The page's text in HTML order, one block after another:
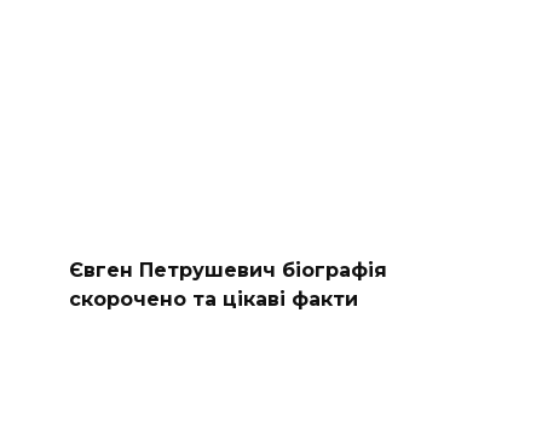
Євген Петрушевич біографія
скорочено та цікаві факти